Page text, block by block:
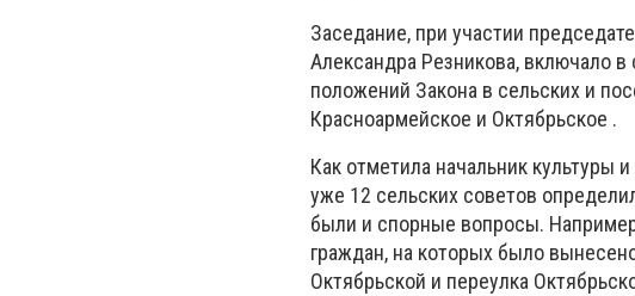
Заседание, при участии
Александра Резникова, включало
положений Закона в сельских и
Красноармейское и Октябрьское .
Как отметила начальник культуры
уже 12 сельских советов
были и спорные вопросы.
граждан, на которых было
Октябрьской и переулка